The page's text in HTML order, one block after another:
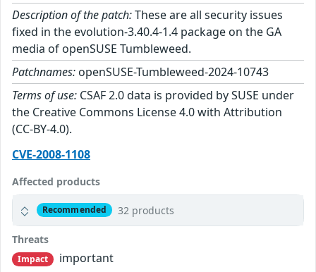
Description of the patch:These are all security issues
fixed in the evolution-3.40.4-1.4 package on the GA
media of openSUSE Tumbleweed.
Patchnames: openSUSE-Tumbleweed-2024-10743
Terms of use: CSAF 2.0 data is provided by SUSE under
the Creative Commons License 4.0 with Attribution
(CC-BY-4.0).
CVE-2008-1108
Affected products
Recommended 32 products
Threats
Impact important